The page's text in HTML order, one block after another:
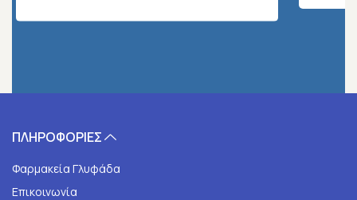
ΠΛΗΡΟΦΟΡΙΕΣ
Φαρμακεία Γλυφάδα
Επικοινωνία